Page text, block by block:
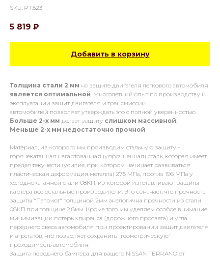
SKU: PT.523
5 819 ₽
Добавить в корзину
Толщина стали 2 мм на защите двигателя легкового автомобиля
является оптимальной. Многолетний опыт по производству и
эксплуатации защит двигателя и трансмиссии
автомобилей позволяет утверждать это с полной уверенностью.
Больше 2-х мм делает защиту слишком массивной,
Меньше 2-х мм недостаточно прочной
Материал, из которого мы производим стальную защиту -
горячекатанная нагартованная (упрочненная) сталь, которая имеет
предел текучести (усилие, при котором начинает развиваться
пластическая деформация металла) 275 МПа, против 196 МПа у
холоднокатанной стали 08КП, из которой изготавливают защиты
картера все остальные производители. Это означает, что прочность
защиты "Патриот" толщиной 2мм аналогична прочности из стали
08КП при толщине 2,8мм. Кроме того мы уделяем особое внимание
минимизации потерь клиренса (дорожного просвета) и угла
переднего свеса автомобиля при проектировании защит двигателя
и агрегатов, что позволяет сохранить "геометрическую"
проходимость автомобиля.
Защита переднего бампера для вашего NISSAN TERRANO от